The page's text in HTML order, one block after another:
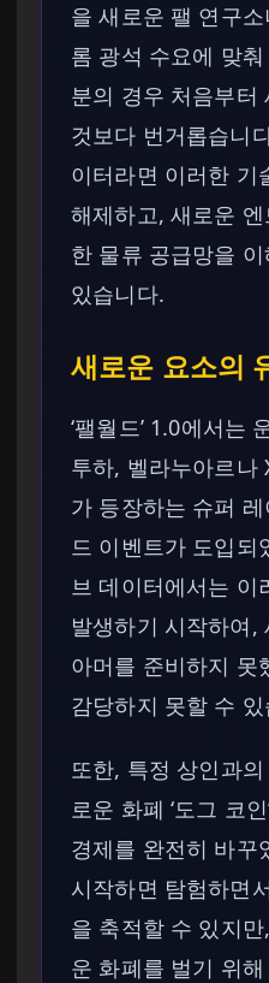
을 새로운 팰 연구
롬 광석 수요에 맞
분의 경우 처음부터
것보다 번거롭습니
이터라면 이러한 기
해제하고, 새로운
한 물류 공급망을
있습니다.
새로운 요소의
‘팰월드’ 1.0에서는
투하, 벨라누아르
가 등장하는 슈퍼
드 이벤트가 도입되
브 데이터에서는 이
발생하기 시작하여,
아머를 준비하지 못
감당하지 못할 수
또한, 특정 상인과
로운 화폐 ‘도그 코
경제를 완전히 바꾸
시작하면 탐험하면
을 축적할 수 있지
운 화폐를 벌기 위